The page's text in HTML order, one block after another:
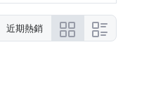
近期熱銷